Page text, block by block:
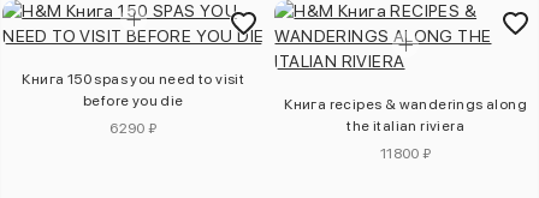
Книга 150 spas you need to visit
before you die
6290 ₽
Книга recipes & wanderings along
the italian riviera
11800 ₽